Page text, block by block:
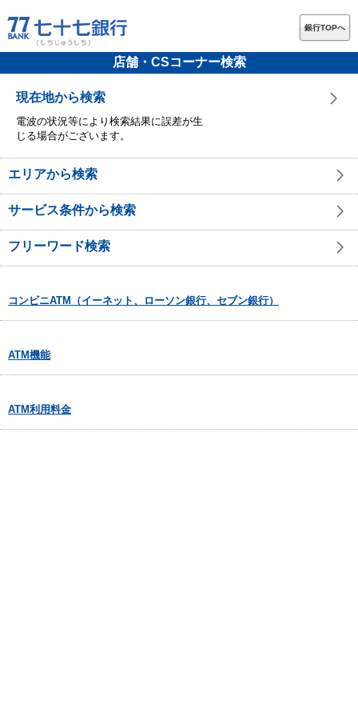
銀行TOPへ
店舗・CSコーナー検索
現在地から検索
電波の状況等により検索結果に誤差が生
じる場合がございます。
エリアから検索
サービス条件から検索
フリーワード検索
コンビニATM（イーネット、ローソン銀行、セブン銀行）
ATM機能
ATM利用料金